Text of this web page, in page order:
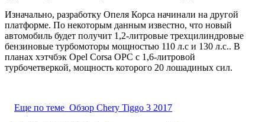
Изначально, разработку Опеля Корса начинали на другой
платформе. По некоторым данным известно, что новый
автомобиль будет получит 1,2-литровые трехцилиндровые
бензиновые турбомоторы мощностью 110 л.с и 130 л.с.. В
планах хэтчбэк Opel Corsa OPC с 1,6-литровой
турбочетверкой, мощность которого 20 лошадиных сил.
Еще по теме Обзор Chery Tiggo 3 2017